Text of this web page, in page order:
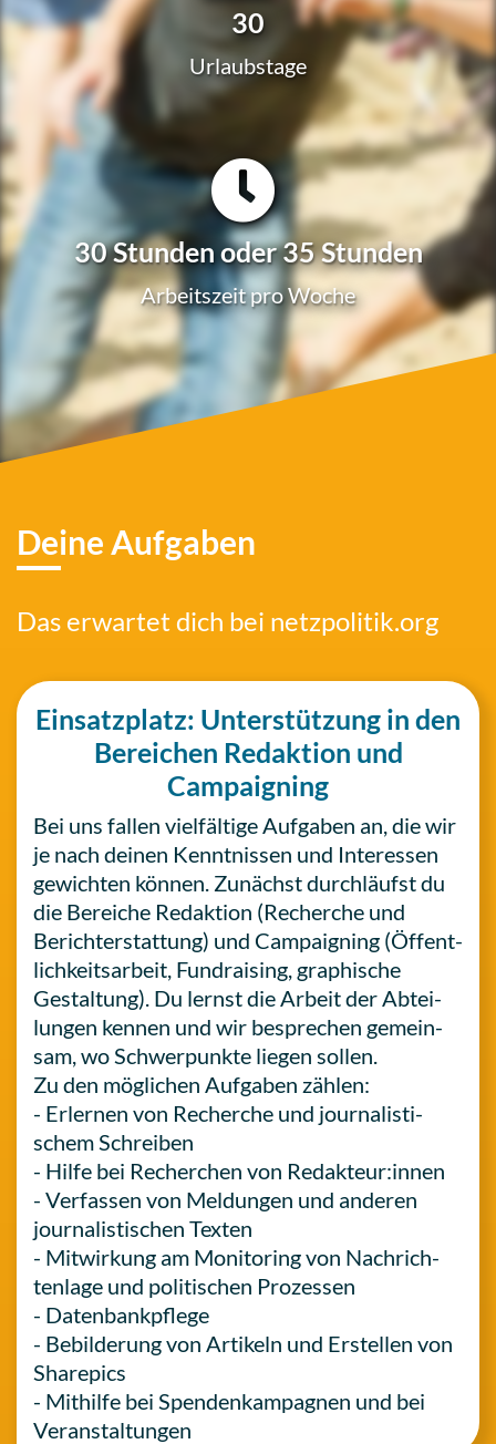
30
Urlaubs­ta­ge
30 Stunden oder 35 Stunden
Arbeits­zeit pro Woche
Deine Aufgaben
Das erwar­tet dich bei netzpolitik.org
Ein­satz­platz: Unter­stüt­zung in den
Berei­chen Redak­ti­on und
Campaigning
Bei uns fallen viel­fäl­ti­ge Auf­ga­ben an, die wir
je nach deinen Kennt­nis­sen und Inter­es­sen
gewich­ten können. Zunächst durch­läufst du
die Berei­che Redak­ti­on (Recher­che und
Bericht­erstat­tung) und Cam­paig­ning (Öffent­
lich­keits­ar­beit, Fund­rai­sing, gra­phi­sche
Gestal­tung). Du lernst die Arbeit der Abtei­
lun­gen kennen und wir bespre­chen gemein­
sam, wo Schwer­punk­te liegen sollen.
Zu den mög­li­chen Auf­ga­ben zählen:
- Erler­nen von Recher­che und jour­na­lis­ti­
schem Schreiben
- Hilfe bei Recher­chen von Redakteur:innen
- Ver­fas­sen von Mel­dun­gen und anderen
jour­na­lis­ti­schen Texten
- Mit­wir­kung am Moni­to­ring von Nach­rich­
ten­la­ge und poli­ti­schen Prozessen
- Daten­bank­pfle­ge
- Bebil­de­rung von Arti­keln und Erstel­len von
Sharepics
- Mit­hil­fe bei Spen­den­kam­pa­gnen und bei
Veranstaltungen